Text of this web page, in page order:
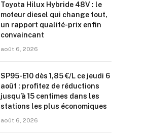
Toyota Hilux Hybride 48V : le
moteur diesel qui change tout,
un rapport qualité-prix enfin
convaincant
août 6, 2026
SP95-E10 dès 1,85 €/L ce jeudi 6
août : profitez de réductions
jusqu’à 15 centimes dans les
stations les plus économiques
août 6, 2026